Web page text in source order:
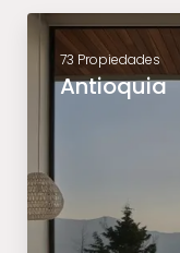
73 Propiedades
Antioquia